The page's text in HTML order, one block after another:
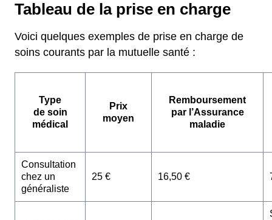
Tableau de la prise en charge
Voici quelques exemples de prise en charge de
soins courants par la mutuelle santé :
Type
de soin
médical
Prix
moyen
Remboursement
par l’Assurance
maladie
Consultation
chez un
généraliste
25 € 16,50 €